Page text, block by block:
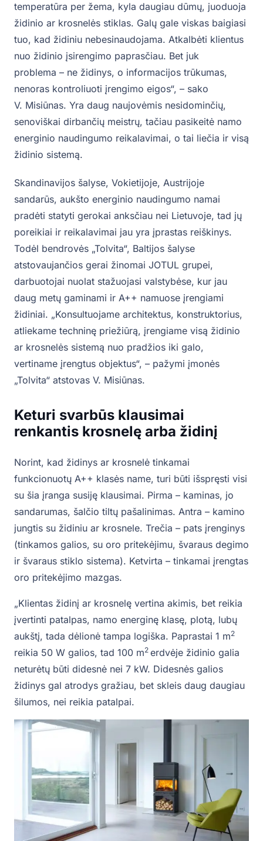
temperatūra per žema, kyla daugiau dūmų, juoduoja
židinio ar krosnelės stiklas. Galų gale viskas baigiasi
tuo, kad židiniu nebesinaudojama. Atkalbėti klientus
nuo židinio įsirengimo paprasčiau. Bet juk
problema – ne židinys, o informacijos trūkumas,
nenoras kontroliuoti įrengimo eigos“, – sako
V. Misiūnas. Yra daug naujovėmis nesidominčių,
senoviškai dirbančių meistrų, tačiau pasikeitė namo
energinio naudingumo reikalavimai, o tai liečia ir visą
židinio sistemą.
Skandinavijos šalyse, Vokietijoje, Austrijoje
sandarūs, aukšto energinio naudingumo namai
pradėti statyti gerokai anksčiau nei Lietuvoje, tad jų
poreikiai ir reikalavimai jau yra įprastas reiškinys.
Todėl bendrovės „Tolvita“, Baltijos šalyse
atstovaujančios gerai žinomai JOTUL grupei,
darbuotojai nuolat stažuojasi valstybėse, kur jau
daug metų gaminami ir A++ namuose įrengiami
židiniai. „Konsultuojame architektus, konstruktorius,
atliekame techninę priežiūrą, įrengiame visą židinio
ar krosnelės sistemą nuo pradžios iki galo,
vertiname įrengtus objektus“, – pažymi įmonės
„Tolvita“ atstovas V. Misiūnas.
Keturi svarbūs klausimai
renkantis krosnelę arba židinį
Norint, kad židinys ar krosnelė tinkamai
funkcionuotų A++ klasės name, turi būti išspręsti visi
su šia įranga susiję klausimai. Pirma – kaminas, jo
sandarumas, šalčio tiltų pašalinimas. Antra – kamino
jungtis su židiniu ar krosnele. Trečia – pats įrenginys
(tinkamos galios, su oro pritekėjimu, švaraus degimo
ir švaraus stiklo sistema). Ketvirta – tinkamai įrengtas
oro pritekėjimo mazgas.
„Klientas židinį ar krosnelę vertina akimis, bet reikia
įvertinti patalpas, namo energinę klasę, plotą, lubų
aukštį, tada dėlionė tampa logiška. Paprastai 1 m2
reikia 50 W galios, tad 100 m2 erdvėje židinio galia
neturėtų būti didesnė nei 7 kW. Didesnės galios
židinys gal atrodys gražiau, bet skleis daug daugiau
šilumos, nei reikia patalpai.